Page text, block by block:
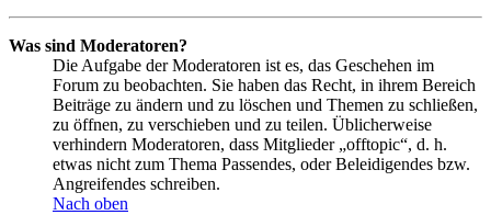
Was sind Moderatoren?
Die Aufgabe der Moderatoren ist es, das Geschehen im
Forum zu beobachten. Sie haben das Recht, in ihrem Bereich
Beiträge zu ändern und zu löschen und Themen zu schließen,
zu öffnen, zu verschieben und zu teilen. Üblicherweise
verhindern Moderatoren, dass Mitglieder „offtopic“, d. h.
etwas nicht zum Thema Passendes, oder Beleidigendes bzw.
Angreifendes schreiben.
Nach oben